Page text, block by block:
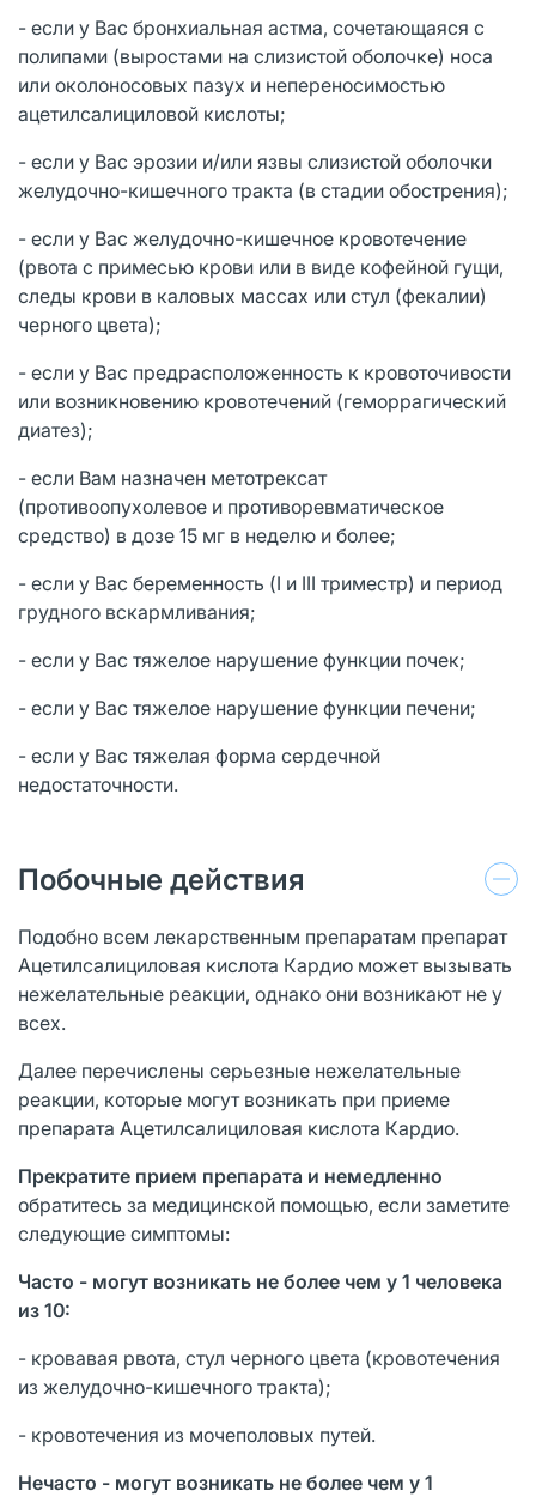
- если у Вас бронхиальная астма, сочетающаяся с
полипами (выростами на слизистой оболочке) носа
или околоносовых пазух и непереносимостью
ацетилсалициловой кислоты;
- если у Вас эрозии и/или язвы слизистой оболочки
желудочно-кишечного тракта (в стадии обострения);
- если у Вас желудочно-кишечное кровотечение
(рвота с примесью крови или в виде кофейной гущи,
следы крови в каловых массах или стул (фекалии)
черного цвета);
- если у Вас предрасположенность к кровоточивости
или возникновению кровотечений (геморрагический
диатез);
- если Вам назначен метотрексат
(противоопухолевое и противоревматическое
средство) в дозе 15 мг в неделю и более;
- если у Вас беременность (I и III триместр) и период
грудного вскармливания;
- если у Вас тяжелое нарушение функции почек;
- если у Вас тяжелое нарушение функции печени;
- если у Вас тяжелая форма сердечной
недостаточности.
Побочные действия
Подобно всем лекарственным препаратам препарат
Ацетилсалициловая кислота Кардио может вызывать
нежелательные реакции, однако они возникают не у
всех.
Далее перечислены серьезные нежелательные
реакции, которые могут возникать при приеме
препарата Ацетилсалициловая кислота Кардио.
Прекратите прием препарата и немедленно
обратитесь за медицинской помощью, если заметите
следующие симптомы:
Часто - могут возникать не более чем у 1 человека
из 10:
- кровавая рвота, стул черного цвета (кровотечения
из желудочно-кишечного тракта);
- кровотечения из мочеполовых путей.
Нечасто - могут возникать не более чем у 1